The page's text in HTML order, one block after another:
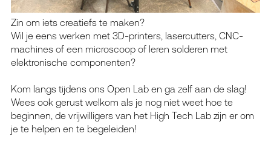
Zin om iets creatiefs te maken?
Wil je eens werken met 3D-printers, lasercutters, CNC-
machines of een microscoop of leren solderen met
elektronische componenten?
Kom langs tijdens ons Open Lab en ga zelf aan de slag!
Wees ook gerust welkom als je nog niet weet hoe te
beginnen, de vrijwilligers van het High Tech Lab zijn er om
je te helpen en te begeleiden!